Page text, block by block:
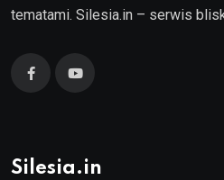
tematami. Silesia.in – serwis
Silesia.in